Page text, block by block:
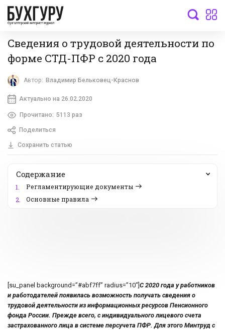
бухгалтерский интернет-журнал
Сведения о трудовой деятельности по
форме СТД-ПФР с 2020 года
Автор: Владимир Бельковец-Краснов
Актуально на 26.02.2020
Прочитано: 5113 раз
Поделиться
Сохранить статью
Содержание
1.
Регламентирующие документы
2.
Основные правила
[su_panel background=”#abf7ff” radius=”10″] С 2020 года у работников
и работодателей появилась возможность получать сведения о
трудовой деятельности из информационных ресурсов Пенсионного
фонда России. Прежде всего, с индивидуального лицевого счета
застрахованного лица в системе персучета ПФР. Для этого Минтруд с